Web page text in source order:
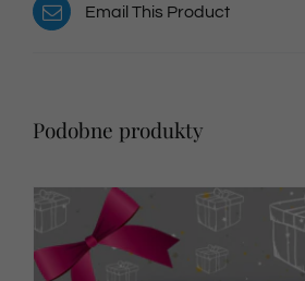
Email This Product
Podobne produkty